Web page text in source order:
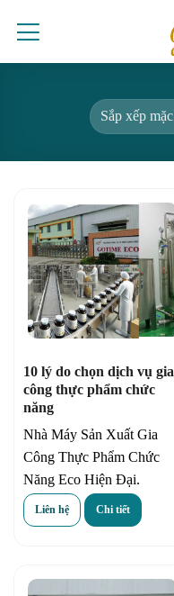
10 lý do chọn dịch vụ gia
công thực phẩm chức
năng
Nhà Máy Sản Xuất Gia
Công Thực Phẩm Chức
Năng Eco Hiện Đại.
Liên hệ Chi tiết